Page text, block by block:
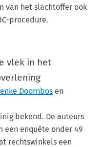
van het slachtoffer ook
procedure.
vlek in het
Doornbosen
bekend. De auteurs
een enquête onder 49
rechtswinkels een